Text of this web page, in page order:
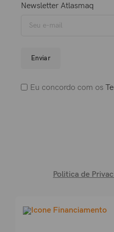
Newsletter Atlasmaq
Enviar
Eu concordo com os
Politica de